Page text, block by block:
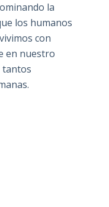
la
los humanos
con
en nuestro
tantos